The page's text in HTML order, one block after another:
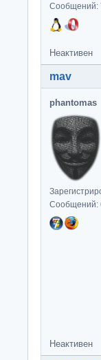
Сообщений:
Неактивен
mav
phantomas
Сообщений:
Неактивен